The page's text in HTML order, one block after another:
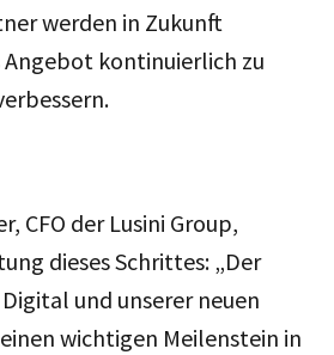
werden in Zukunft
kontinuierlich zu
CFO der Lusini Group,
dieses Schrittes: „Der
und unserer neuen
wichtigen Meilenstein in